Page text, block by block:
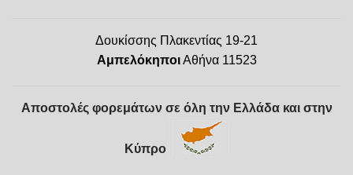
Δουκίσσης Πλακεντίας 19-21
ΑμπελόκηποιΑθήνα 11523
Αποστολές φορεμάτων σε όλη την Ελλάδα και στην
Κύπρο